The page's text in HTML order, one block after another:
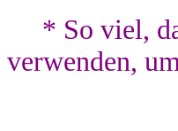
* So viel,
verwenden,